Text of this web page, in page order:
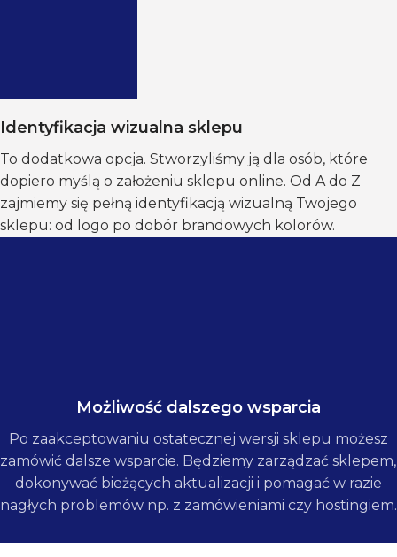
Identyfikacja wizualna sklepu
To dodatkowa opcja. Stworzyliśmy ją dla osób, które
dopiero myślą o założeniu sklepu online. Od A do Z
zajmiemy się pełną identyfikacją wizualną Twojego
sklepu: od logo po dobór brandowych kolorów.
Możliwość dalszego wsparcia
Po zaakceptowaniu ostatecznej wersji sklepu możesz
zamówić dalsze wsparcie. Będziemy zarządzać sklepem,
dokonywać bieżących aktualizacji i pomagać w razie
nagłych problemów np. z zamówieniami czy hostingiem.